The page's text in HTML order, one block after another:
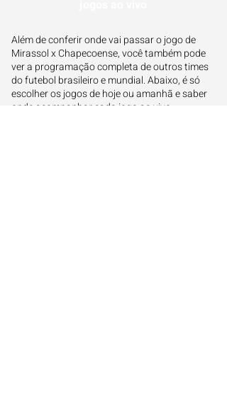
Além de conferir onde vai passar o jogo de
Mirassol x Chapecoense, você também pode
ver a programação completa de outros times
do futebol brasileiro e mundial. Abaixo, é só
escolher os jogos de hoje ou amanhã e saber
onde acompanhar cada jogo ao vivo: